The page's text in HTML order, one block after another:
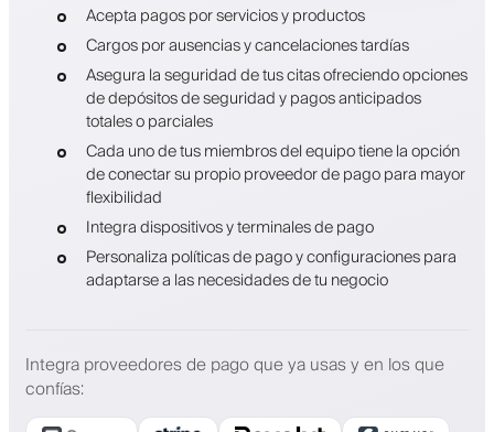
Acepta pagos por servicios y productos
Cargos por ausencias y cancelaciones tardías
Asegura la seguridad de tus citas ofreciendo opciones
de depósitos de seguridad y pagos anticipados
totales o parciales
Cada uno de tus miembros del equipo tiene la opción
de conectar su propio proveedor de pago para mayor
flexibilidad
Integra dispositivos y terminales de pago
Personaliza políticas de pago y configuraciones para
adaptarse a las necesidades de tu negocio
Integra proveedores de pago que ya usas y en los que
confías: